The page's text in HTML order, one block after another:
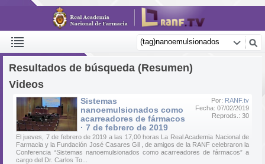
Resultados de búsqueda (Resumen)
Videos
Por: RANF.tv
Fecha: 07/02/2019
Reprods.: 30
Sistemas
nanoemulsionados como
acarreadores de fármacos
· 7 de febrero de 2019
El jueves, 7 de febrero de 2019 a las 17,00 horas La Real Academia Nacional de
Farmacia y la Fundación José Casares Gil , de amigos de la RANF celebraron la
Conferencia “Sistemas nanoemulsionados como acarreadores de fármacos” a
cargo del Dr. Carlos To...